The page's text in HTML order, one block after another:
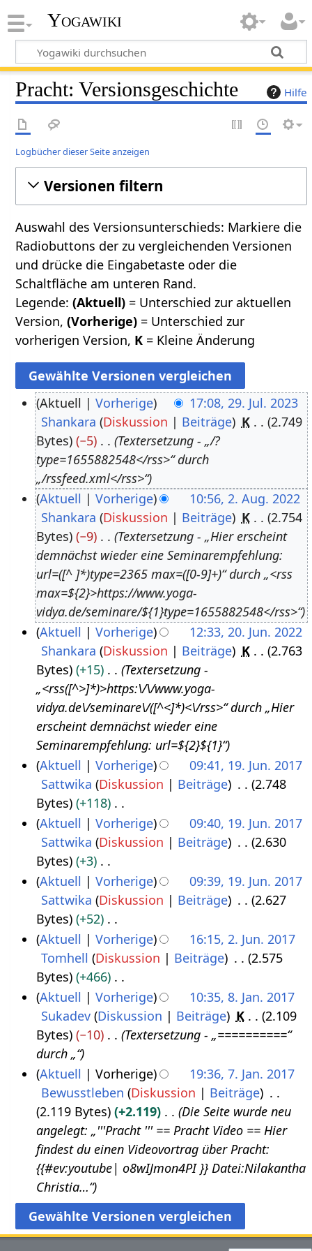
Yogawiki
Hilfe
Pracht: Versionsgeschichte
Logbücher dieser Seite anzeigen
Versionen filtern
Auswahl des Versionsunterschieds: Markiere die
Radiobuttons der zu vergleichenden Versionen
und drücke die Eingabetaste oder die
Schaltfläche am unteren Rand.
Legende:(Aktuell) = Unterschied zur aktuellen
Version,(Vorherige) = Unterschied zur
vorherigen Version, K = Kleine Änderung
u
Aktuell Vorherige
17:08, 29. Jul. 2023
Shankara Diskussion Beiträge K
2.749
Bytes
−5
Textersetzung - „/?
type=1655882548</rss>“ durch
„/rssfeed.xml</rss>“
s
Aktuell Vorherige
10:56, 2. Aug. 2022
Shankara Diskussion Beiträge K
2.754
Bytes
−9
Textersetzung - „Hier erscheint
demnächst wieder eine Seminarempfehlung:
url=([^ ]*)type=2365 max=([0-9]+)“ durch „<rss
max=${2}>https://www.yoga-
vidya.de/seminare/${1}type=1655882548</rss>“
2
Aktuell Vorherige
12:33, 20. Jun. 2022
Shankara Diskussion Beiträge K
2.763
Bytes
+15
Textersetzung -
„<rss([^>]*)>https:\/\/www.yoga-
vidya.de\/seminare\/([^<]*)<\/rss>“ durch „Hier
erscheint demnächst wieder eine
Seminarempfehlung: url=${2}${1}“
n
0
Aktuell Vorherige
09:41, 19. Jun. 2017
Sattwika Diskussion Beiträge
2.748
Bytes
+118
K
i
n
B
e
a
r
b
e
i
u
n
g
s
z
u
s
m
m
Aktuell Vorherige
09:40, 19. Jun. 2017
Sattwika Diskussion Beiträge
2.630
Bytes
+3
K
i
n
e
B
e
a
r
b
e
i
t
u
n
g
s
z
u
s
Aktuell Vorherige
09:39, 19. Jun. 2017
Sattwika Diskussion Beiträge
2.627
Bytes
+52
K
e
i
n
B
e
a
b
e
i
t
u
n
g
s
J
2
Aktuell Vorherige
16:15, 2. Jun. 2017
Tomhell Diskussion Beiträge
2.575
Bytes
+466
K
i
n
e
B
e
a
r
b
e
i
t
u
a
7
Aktuell Vorherige
10:35, 8. Jan. 2017
Sukadev Diskussion Beiträge K
2.109
Bytes
−10
Textersetzung - „==========“
durch „“
r
Aktuell Vorherige
19:36, 7. Jan. 2017
Bewusstleben Diskussion
Beiträge
2.119 Bytes
+2.119
Die Seite wurde neu
angelegt: „'''Pracht‏‎ ''' == Pracht‏‎ Video == Hier
findest du einen Videovortrag über Pracht‏‎:
{{#ev:youtube| o8wIJmon4PI }} Datei:Nilakantha
Christia…“